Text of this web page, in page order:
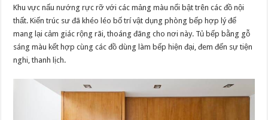
Khu vực nấu nướng rực rỡ với các mảng màu nổi bật trên các đồ nội
thất. Kiến trúc sư đã khéo léo bố trí vật dụng phòng bếp hợp lý để
mang lại cảm giác rộng rãi, thoáng đãng cho nơi này. Tủ bếp bằng gỗ
sáng màu kết hợp cùng các đồ dùng làm bếp hiện đại, đem đến sự tiện
nghi, thanh lịch.